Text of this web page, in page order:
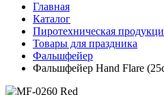
Главная
Каталог
Пиротехническая
Товары для праздника
Фальшфейер
Фальшфейер Hand Flare